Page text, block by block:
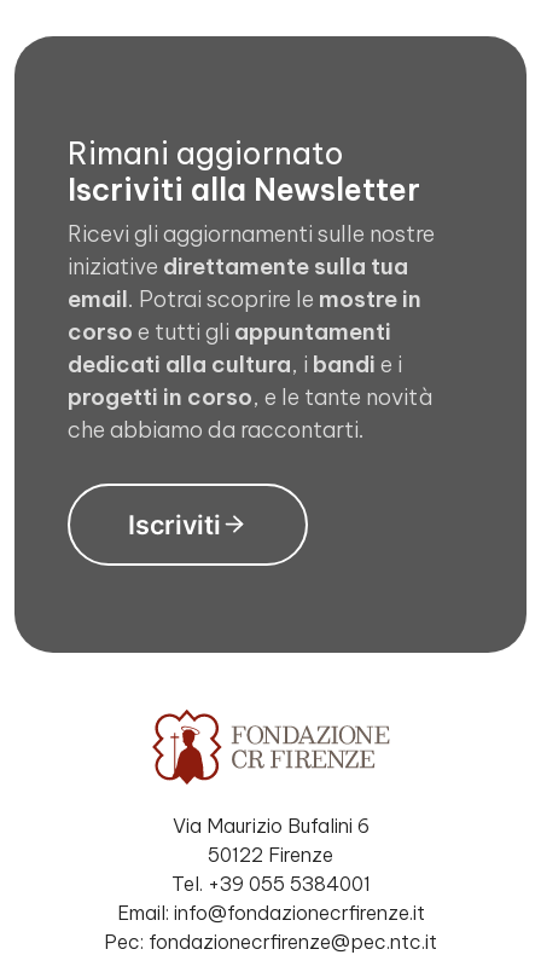
Rimani aggiornato
Iscriviti alla Newsletter
Ricevi gli aggiornamenti sulle nostre
iniziative direttamente sulla tua
email. Potrai scoprire le mostre in
corso e tutti gli appuntamenti
dedicati alla cultura, i bandi e i
progetti in corso, e le tante novità
che abbiamo da raccontarti.
Iscriviti
Via Maurizio Bufalini 6
50122 Firenze
Tel. +39 055 5384001
Email: info@fondazionecrfirenze.it
Pec: fondazionecrfirenze@pec.ntc.it